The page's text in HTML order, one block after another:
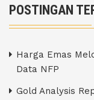
POSTINGAN
Harga Emas
Data NFP
Gold Analysis